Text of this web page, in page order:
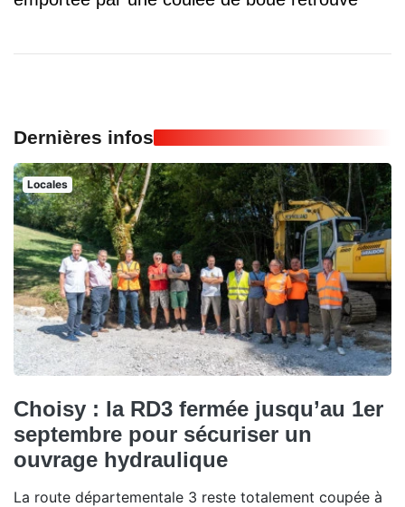
Dernières infos
Locales
Choisy : la RD3 fermée jusqu’au 1er
septembre pour sécuriser un
ouvrage hydraulique
La route départementale 3 reste totalement coupée à